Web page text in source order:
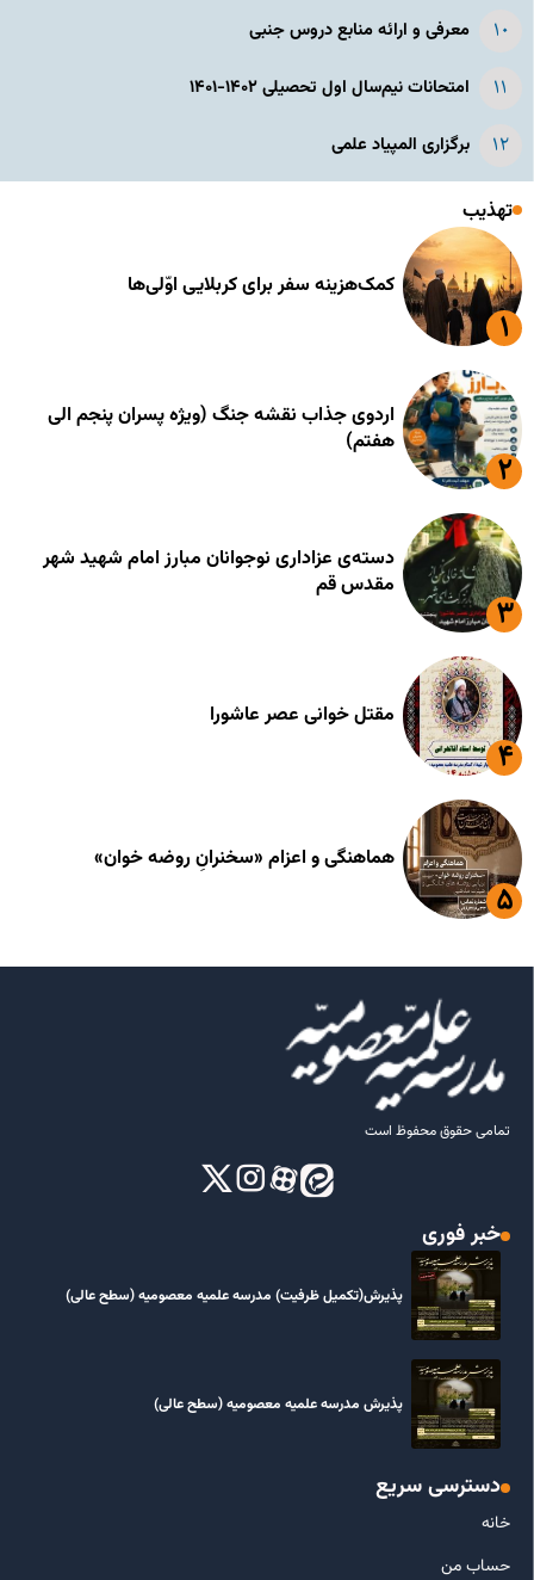
معرفی و ارائه منابع دروس جنبی
امتحانات نیم‌سال اول تحصیلی ۱۴۰۲-۱۴۰۱
برگزاری المپیاد علمی
تهذیب
کمک‌هزینه سفر برای کربلایی اوّلی‌ها
اردوی جذاب نقشه جنگ (ویژه پسران پنجم الی
هفتم)
دسته‌ی عزاداری نوجوانان مبارز امام شهید شهر
مقدس قم
مقتل خوانی عصر عاشورا
هماهنگی و اعزام «سخنرانِ روضه خوان»
تمامی حقوق محفوظ است
خبر فوری
پذیرش(تکمیل ظرفیت) مدرسه علمیه معصومیه‌ (سطح عالی)
پذیرش مدرسه علمیه معصومیه‌ (سطح عالی)
دسترسی سریع
خانه
حساب من